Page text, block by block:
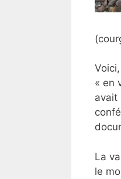
« en
avait
La
le